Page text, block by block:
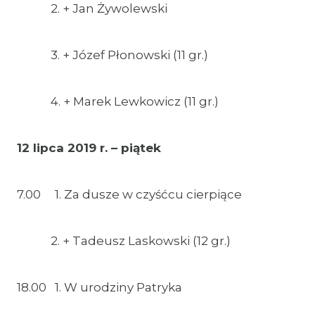
2. + Jan Żywolewski
3. + Józef Płonowski (11 gr.)
4. + Marek Lewkowicz (11 gr.)
12 lipca 2019 r. – piątek
7.00 1. Za dusze w czyśćcu cierpiące
2. + Tadeusz Laskowski (12 gr.)
18.00 1. W urodziny Patryka